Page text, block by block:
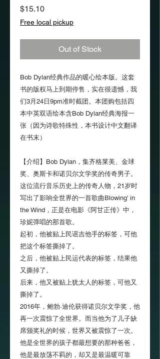
$15.10Price
Free local pickup
Out of Stock
Bob Dylan经典作品的暖心绘本版。这套
书的版权马上到期停售，实在很遗憾，我
们3月24日9pm准时截团。本团购包括四
本中英双语绘本含Bob Dylan经典海报一
张（因为诗歌特殊性，本书设计中文翻译
在书末）
【介绍】Bob Dylan，集齐格莱美、金球
奖、奥斯卡和诺贝尔文学奖的传奇男子。
这位流行音乐历史上的传奇人物，21岁时
写出了影响全世界的一首歌曲Blowing' in
the Wind，正是在电影《阿甘正传》中，
珍妮弹唱的那首歌。
起初，他被贴上民谣吉他手的标签，可他
把这个标签撕掉了。
之后，他被贴上民运代表的标签，结果他
又撕掉了。
后来，他又被贴上犹太人的标签，可他又
撕掉了。
2016年，鲍勃·迪伦获得诺贝尔文学奖，他
再一次震惊了全世界。而当他为了儿子缺
席颁奖礼的时候，世界又被震惊了一次。
他是全世界的孩子都最想要的那种爸爸，
他是最放荡不羁的，却又是最温暖可靠